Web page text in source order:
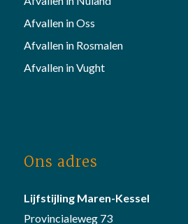
Afvallen in Oss
Afvallen in Rosmalen
Afvallen in Vught
Ons adres
Lijfstijling Maren-Kessel
Provincialeweg 73